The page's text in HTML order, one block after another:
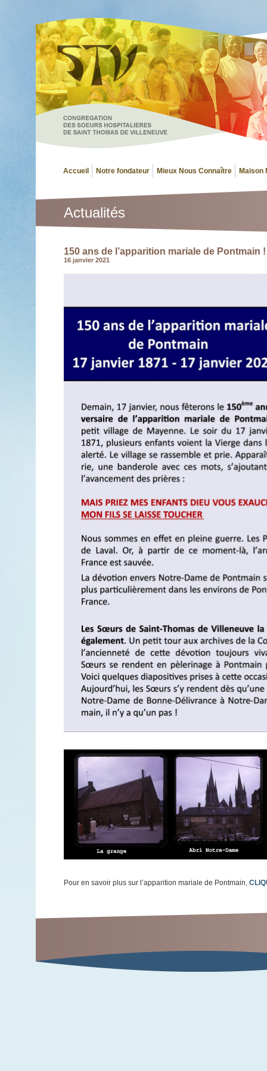
Accueil Notre fondateur Mieux Nous Connaître Maison
Actualités
150 ans de l’apparition mariale de Pontmain !
16 janvier 2021
Pour en savoir plus sur l’apparition mariale de Pontmain,